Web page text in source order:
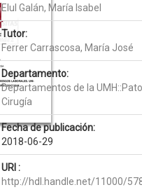
Elul Galán, María Isabel
Tutor:
Ferrer Carrascosa, María José
Departamento:
Departamentos de la
Cirugía
Fecha de publicación:
2018-06-29
URI :
http://hdl.handle.net/11000/